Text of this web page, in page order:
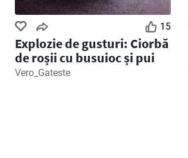
15
Explozie de gusturi: Ciorbă
de roșii cu busuioc și pui
Vero_Gateste